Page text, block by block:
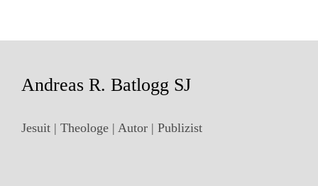
Andreas R. Batlogg SJ
Jesuit | Theologe | Autor | Publizist